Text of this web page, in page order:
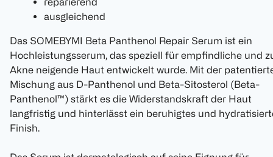
ausgleichend
Das SOMEBYMI Beta Panthenol Repair Serum ist ein
Hochleistungsserum, das speziell für empfindliche und
Akne neigende Haut entwickelt wurde. Mit der
Mischung aus D-Panthenol und Beta-Sitosterol (Beta-
Panthenol™) stärkt es die Widerstandskraft der Haut
langfristig und hinterlässt ein beruhigtes und
Finish.